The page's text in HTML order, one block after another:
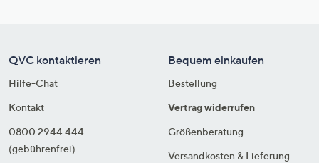
QVC kontaktieren
Hilfe-Chat
Kontakt
0800 2944 444
(gebührenfrei)
Bequem einkaufen
Bestellung
Vertrag widerrufen
Größenberatung
Versandkosten & Lieferung